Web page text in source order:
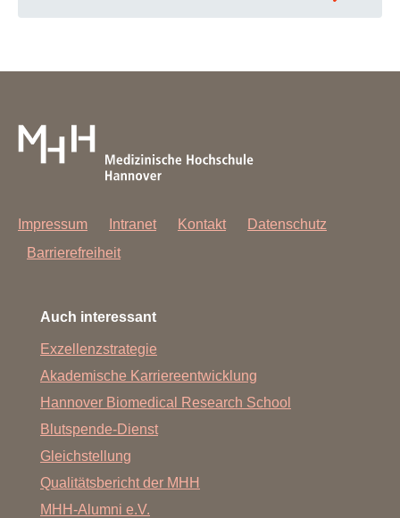
Impressum Intranet Kontakt
Datenschutz
Barrierefreiheit
Auch interessant
Exzellenzstrategie
Akademische Karriereentwicklung
Hannover Biomedical Research School
Blutspende-Dienst
Gleichstellung
Qualitätsbericht der MHH
MHH-Alumni e.V.